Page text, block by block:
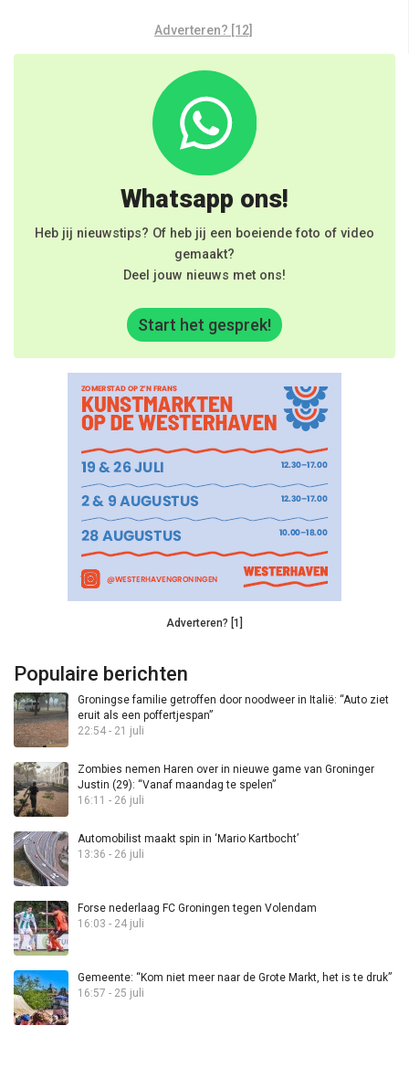
Adverteren? [12]
Whatsapp ons!
Heb jij nieuwstips? Of heb jij een boeiende foto of video
gemaakt?
Deel jouw nieuws met ons!
Start het gesprek!
Adverteren? [1]
Populaire berichten
Groningse familie getroffen door noodweer in Italië: “Auto ziet
eruit als een poffertjespan”
22:54 - 21 juli
Zombies nemen Haren over in nieuwe game van Groninger
Justin (29): “Vanaf maandag te spelen”
16:11 - 26 juli
Automobilist maakt spin in ‘Mario Kartbocht’
13:36 - 26 juli
Forse nederlaag FC Groningen tegen Volendam
16:03 - 24 juli
Gemeente: “Kom niet meer naar de Grote Markt, het is te druk”
16:57 - 25 juli